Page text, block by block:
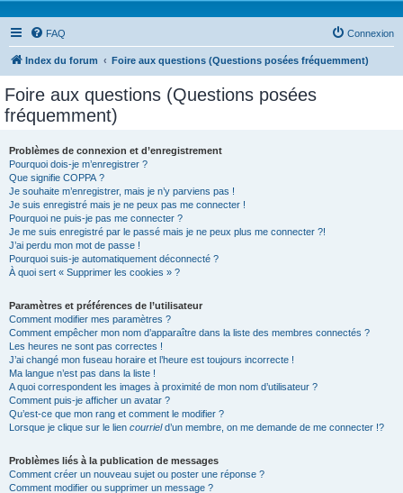
FAQ Connexion
Index du forum Foire aux questions (Questions posées fréquemment)
Foire aux questions (Questions posées
fréquemment)
Problèmes de connexion et d’enregistrement
Pourquoi dois-je m’enregistrer ?
Que signifie COPPA ?
Je souhaite m’enregistrer, mais je n’y parviens pas !
Je suis enregistré mais je ne peux pas me connecter !
Pourquoi ne puis-je pas me connecter ?
Je me suis enregistré par le passé mais je ne peux plus me connecter ?!
J’ai perdu mon mot de passe !
Pourquoi suis-je automatiquement déconnecté ?
À quoi sert « Supprimer les cookies » ?
Paramètres et préférences de l’utilisateur
Comment modifier mes paramètres ?
Comment empêcher mon nom d’apparaître dans la liste des membres connectés ?
Les heures ne sont pas correctes !
J’ai changé mon fuseau horaire et l’heure est toujours incorrecte !
Ma langue n’est pas dans la liste !
A quoi correspondent les images à proximité de mon nom d’utilisateur ?
Comment puis-je afficher un avatar ?
Qu’est-ce que mon rang et comment le modifier ?
Lorsque je clique sur le lien courrield’un membre, on me demande de me connecter !?
Problèmes liés à la publication de messages
Comment créer un nouveau sujet ou poster une réponse ?
Comment modifier ou supprimer un message ?